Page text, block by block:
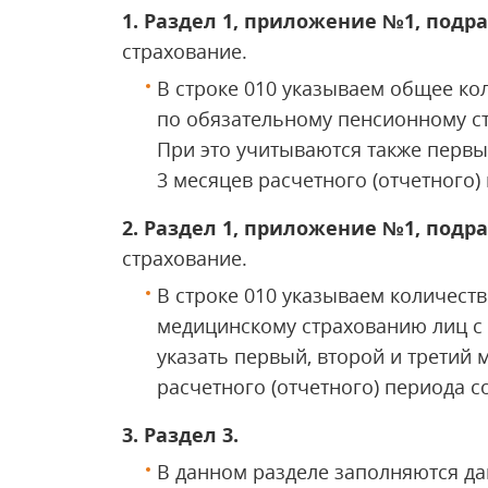
1. Раздел 1, приложение №1,
страхование.
В строке 010 указываем общее
по обязательному пенсионному
При это учитываются также
3 месяцев расчетного
2. Раздел 1, приложение №1,
страхование.
В строке 010 указываем
медицинскому страхованию лиц
указать первый, второй и третий
расчетного (отчетного) периода
3. Раздел 3.
В данном разделе заполняются